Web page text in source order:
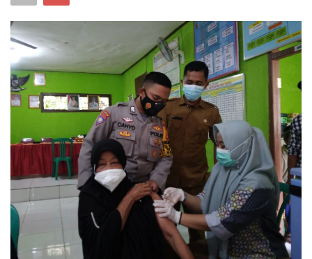
Cybers Event
UMKM & Ekonomi Kreatif
Pekerja Migran Indonesia
Pendidikan
Informasi Journalism
Olahraga